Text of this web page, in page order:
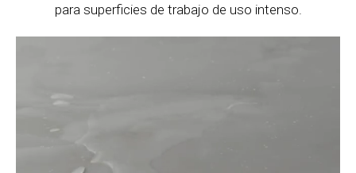
para superficies de trabajo de uso intenso.